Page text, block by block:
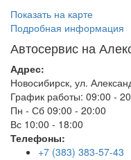
Показать на карте
Подробная информация
Автосервис на
Адрес:
Новосибирск, ул.
График работы: 09:00 -
Пн - Сб 09:00 - 20:00
Вс 10:00 - 18:00
Телефоны:
+7 (383) 383-57-43